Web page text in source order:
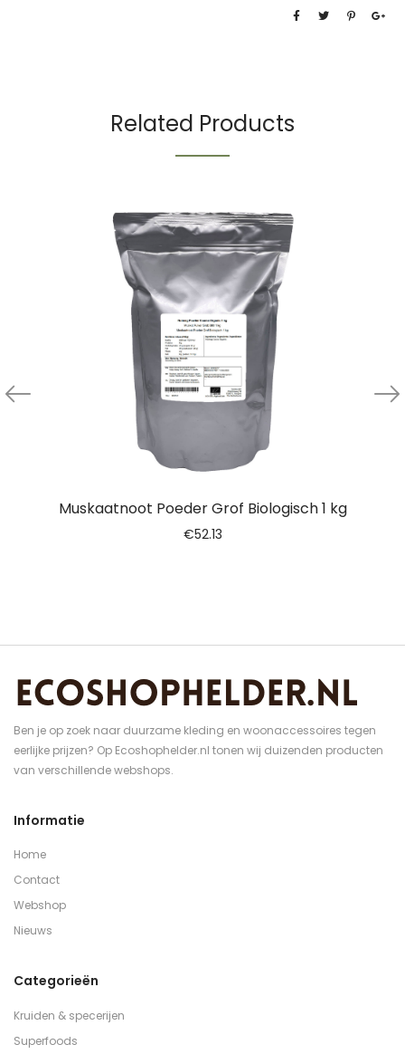
Related Products
Muskaatnoot Poeder Grof Biologisch 1 kg
€52.13
Ben je op zoek naar duurzame kleding en woonaccessoires tegen
eerlijke prijzen? Op Ecoshophelder.nl tonen wij duizenden producten
van verschillende webshops.
Informatie
Home
Contact
Webshop
Nieuws
Categorieën
Kruiden & specerijen
Superfoods